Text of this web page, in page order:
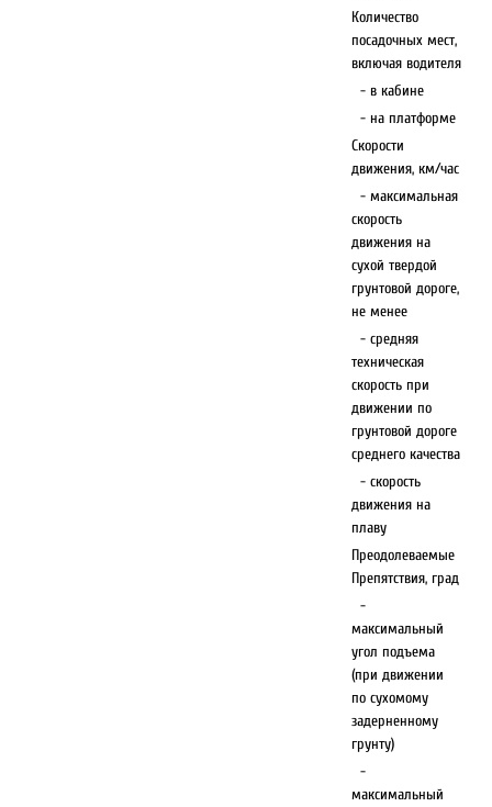
Количество
посадочных мест,
включая водителя
- в кабине
- на платформе
Скорости
движения, км/час
- максимальная
скорость
движения на
сухой твердой
грунтовой дороге,
не менее
- средняя
техническая
скорость при
движении по
грунтовой дороге
среднего качества
- скорость
движения на
плаву
Преодолеваемые
Препятствия, град
-
максимальный
угол подъема
(при движении
по сухомому
задерненному
грунту)
-
максимальный